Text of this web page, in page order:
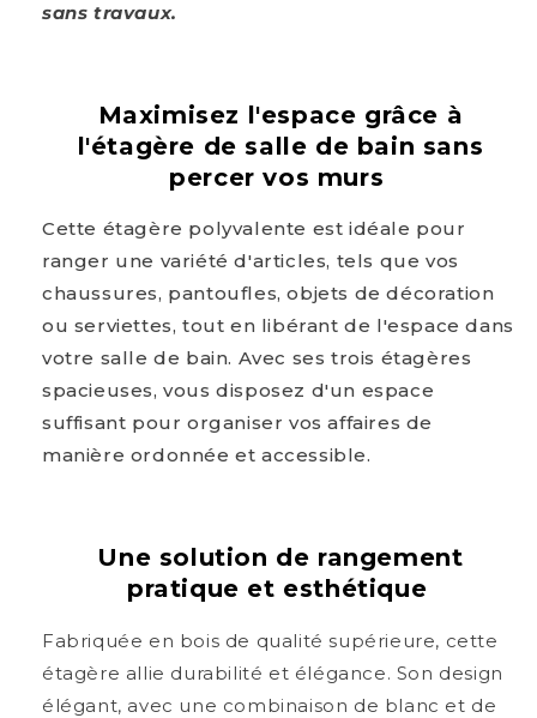
sans travaux.
Maximisez l'espace grâce à
l'étagère de salle de bain sans
percer vos murs
Cette étagère polyvalente est idéale pour
ranger une variété d'articles, tels que vos
chaussures, pantoufles, objets de décoration
ou serviettes, tout en libérant de l'espace dans
votre salle de bain. Avec ses trois étagères
spacieuses, vous disposez d'un espace
suffisant pour organiser vos affaires de
manière ordonnée et accessible.
Une solution de rangement
pratique et esthétique
Fabriquée en bois de qualité supérieure, cette
étagère allie durabilité et élégance. Son design
élégant, avec une combinaison de blanc et de